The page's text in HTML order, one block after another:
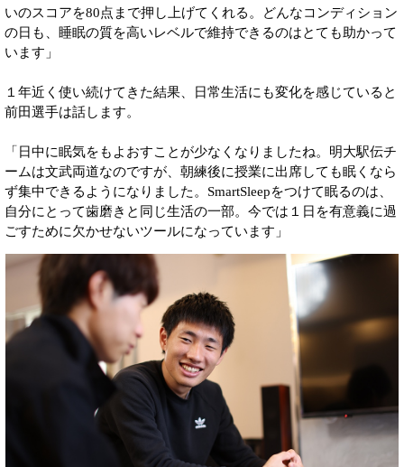
いのスコアを80点まで押し上げてくれる。どんなコンディション
の日も、睡眠の質を高いレベルで維持できるのはとても助かって
います」
１年近く使い続けてきた結果、日常生活にも変化を感じていると
前田選手は話します。
「日中に眠気をもよおすことが少なくなりましたね。明大駅伝チ
ームは文武両道なのですが、朝練後に授業に出席しても眠くなら
ず集中できるようになりました。SmartSleepをつけて眠るのは、
自分にとって歯磨きと同じ生活の一部。今では１日を有意義に過
ごすために欠かせないツールになっています」